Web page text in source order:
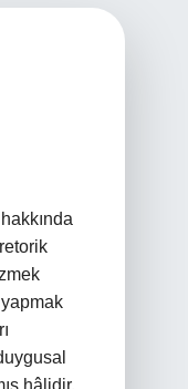
hâlidir.